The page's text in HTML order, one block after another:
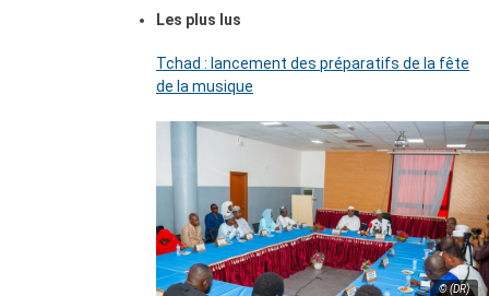
Les plus lus
Tchad : lancement des préparatifs de la fête
de la musique
© (DR)